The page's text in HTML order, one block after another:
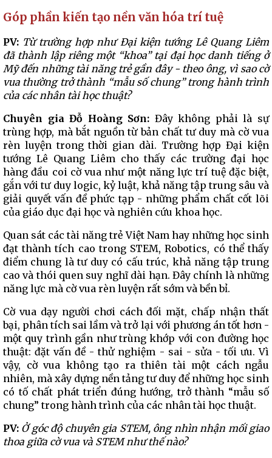
Góp phần kiến tạo nền văn hóa trí tuệ
PV: Từ trường hợp như Đại kiện tướng Lê Quang Liêm
đã thành lập riêng một “khoa” tại đại học danh tiếng ở
Mỹ đến những tài năng trẻ gần đây - theo ông, vì sao cờ
vua thường trở thành “mẫu số chung” trong hành trình
của các nhân tài học thuật?
Chuyên gia Đỗ Hoàng Sơn: Đây không phải là sự
trùng hợp, mà bắt nguồn từ bản chất tư duy mà cờ vua
rèn luyện trong thời gian dài. Trường hợp Đại kiện
tướng Lê Quang Liêm cho thấy các trường đại học
hàng đầu coi cờ vua như một năng lực trí tuệ đặc biệt,
gắn với tư duy logic, kỷ luật, khả năng tập trung sâu và
giải quyết vấn đề phức tạp - những phẩm chất cốt lõi
của giáo dục đại học và nghiên cứu khoa học.
Quan sát các tài năng trẻ Việt Nam hay những học sinh
đạt thành tích cao trong STEM, Robotics, có thể thấy
điểm chung là tư duy có cấu trúc, khả năng tập trung
cao và thói quen suy nghĩ dài hạn. Đây chính là những
năng lực mà cờ vua rèn luyện rất sớm và bền bỉ.
Cờ vua dạy người chơi cách đối mặt, chấp nhận thất
bại, phân tích sai lầm và trở lại với phương án tốt hơn -
một quy trình gần như trùng khớp với con đường học
thuật: đặt vấn đề - thử nghiệm - sai - sửa - tối ưu. Vì
vậy, cờ vua không tạo ra thiên tài một cách ngẫu
nhiên, mà xây dựng nền tảng tư duy để những học sinh
có tố chất phát triển đúng hướng, trở thành “mẫu số
chung” trong hành trình của các nhân tài học thuật.
PV: Ở góc độ chuyên gia STEM, ông nhìn nhận mối giao
thoa giữa cờ vua và STEM như thế nào?